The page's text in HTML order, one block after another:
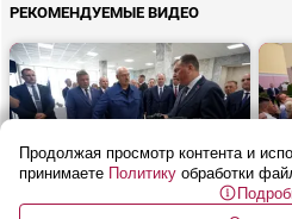
РЕКОМЕНДУЕМЫЕ ВИДЕО
16+ 10 мин 16+
Продолжая просмотр контента и
принимаете Политику обработки